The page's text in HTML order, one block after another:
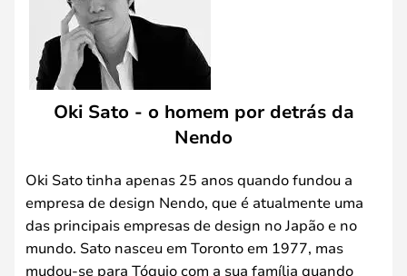
Oki Sato - o homem por detrás da
Nendo
Oki Sato tinha apenas 25 anos quando fundou a
empresa de design Nendo, que é atualmente uma
das principais empresas de design no Japão e no
mundo. Sato nasceu em Toronto em 1977, mas
mudou-se para Tóquio com a sua família quando